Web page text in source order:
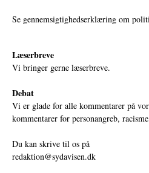
Se gennemsigtighedserklæring om
Læserbreve
Vi bringer gerne læserbreve.
Debat
Vi er glade for alle kommentarer på
kommentarer for personangreb,
Du kan skrive til os på
redaktion@sydavisen.dk